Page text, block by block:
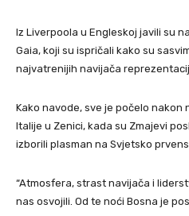
Iz Liverpoola u Engleskoj javili su
Gaia, koji su ispričali kako su
najvatrenijih navijača
Kako navode, sve je počelo
Italije u Zenici, kada su Zmajevi
izborili plasman na Svjetsko
“Atmosfera, strast navijača i
nas osvojili. Od te noći Bosna je